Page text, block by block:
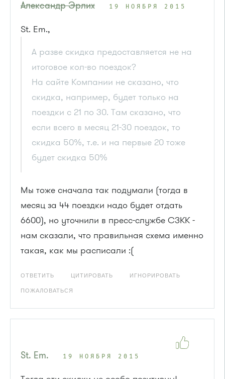
Александр Эрлих 19 НОЯБРЯ 2015
St. Em.,
А разве скидка предоставляется не на
итоговое кол-во поездок?
На сайте Компании не сказано, что
скидка, например, будет только на
поездки с 21 по 30. Там сказано, что
если всего в месяц 21-30 поездок, то
скидка 50%, т.е. и на первые 20 тоже
будет скидка 50%
Мы тоже сначала так подумали (тогда в
месяц за 44 поездки надо будет отдать
6600), но уточнили в пресс-службе СЗКК -
нам сказали, что правильная схема именно
такая, как мы расписали :(
ОТВЕТИТЬ ЦИТИРОВАТЬ ИГНОРИРОВАТЬ
ПОЖАЛОВАТЬСЯ
St. Em. 19 НОЯБРЯ 2015